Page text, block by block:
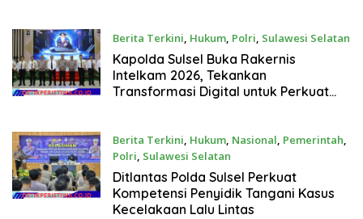
Berita Terkini, Hukum, Polri, Sulawesi Selatan
Juli 14, 2026
Kapolda Sulsel Buka Rakernis
Intelkam 2026, Tekankan
Transformasi Digital untuk Perkuat
Berita Terkini, Hukum, Nasional, Pemerintah,
Polri, Sulawesi Selatan
Juli 14, 2026
Ditlantas Polda Sulsel Perkuat
Kompetensi Penyidik Tangani Kasus
Kecelakaan Lalu Lintas